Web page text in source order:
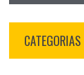
CATEGORIAS